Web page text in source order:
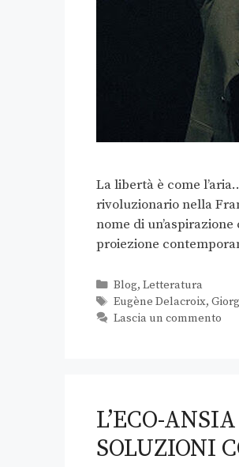
La libertà è come
rivoluzionario nella
nome di
proiezione
Blog, Letteratura
Eugène Delacroix,
Lascia un commento
L’ECO-
SOLUZIONI